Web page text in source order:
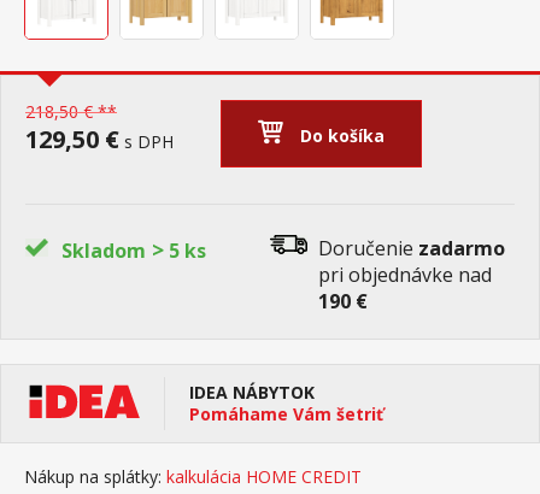
218,50 € **
129,50 € s DPH Do košíka
Skladom > 5 ks Doručenie zadarmo
pri objednávke nad
190 €
IDEA NÁBYTOK
Pomáhame Vám šetriť
Nákup na splátky: kalkulácia HOME CREDIT